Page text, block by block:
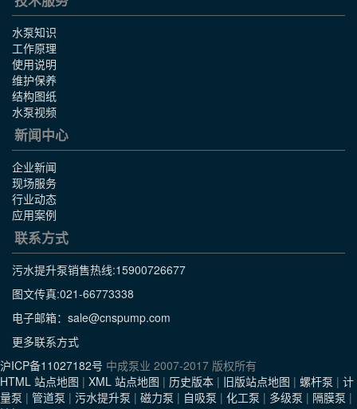
水泵知识
工作原理
使用说明
维护保养
结构图纸
水泵视频
新闻中心
企业新闻
现场服务
行业动态
应用案例
联系方式
污水提升泵销售热线:15900726677
图文传真:021-66773338
电子邮箱：sale@cnspump.com
更多联系方式
沪ICP备11027182号 中成泵业 2007-2017 版权所有
HTML 站点地图 | XML 站点地图 | 历史版本 | 旧版站点地图 | 螺杆泵 | 计
量泵 | 管道泵 | 污水提升泵 | 磁力泵 | 自吸泵 | 化工泵 | 多级泵 | 隔膜泵 |